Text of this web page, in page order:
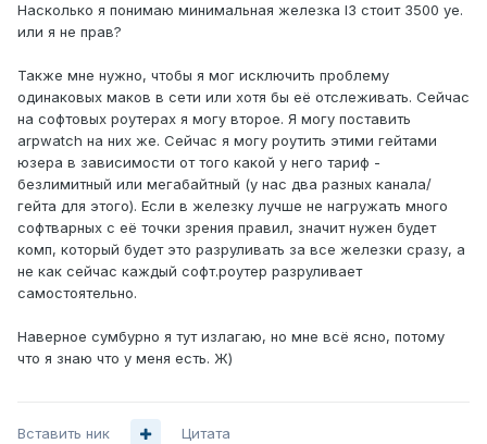
Насколько я понимаю минимальная железка l3 стоит 3500 уе.
или я не прав?
Также мне нужно, чтобы я мог исключить проблему
одинаковых маков в сети или хотя бы её отслеживать. Сейчас
на софтовых роутерах я могу второе. Я могу поставить
arpwatch на них же. Сейчас я могу роутить этими гейтами
юзера в зависимости от того какой у него тариф -
безлимитный или мегабайтный (у нас два разных канала/
гейта для этого). Если в железку лучше не нагружать много
софтварных с её точки зрения правил, значит нужен будет
комп, который будет это разруливать за все железки сразу, а
не как сейчас каждый софт.роутер разруливает
самостоятельно.
Наверное сумбурно я тут излагаю, но мне всё ясно, потому
что я знаю что у меня есть. Ж)
Вставить ник Цитата